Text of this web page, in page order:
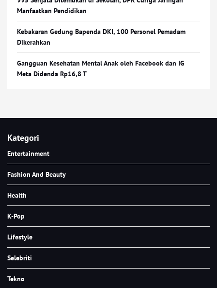
Manfaatkan Pendidikan
Kebakaran Gedung Bapenda DKI, 100 Personel Pemadam
Dikerahkan
Gangguan Kesehatan Mental Anak oleh Facebook dan IG
Meta Didenda Rp16,8 T
Kategori
Entertainment
Fashion And Beauty
Health
K-Pop
Lifestyle
Selebriti
Tekno